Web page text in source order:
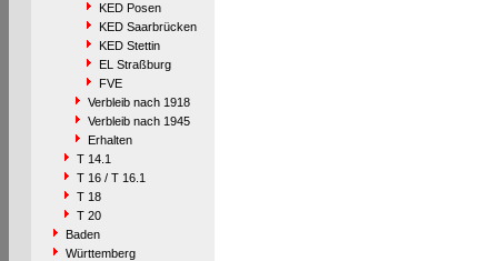
KED Posen
KED Saarbrücken
KED Stettin
EL Straßburg
FVE
Verbleib nach 1918
Verbleib nach 1945
Erhalten
T 14.1
T 16 / T 16.1
T 18
T 20
Baden
Württemberg